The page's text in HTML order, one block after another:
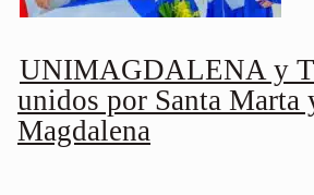
UNIMAGDALENA y
unidos por Santa Marta
Magdalena